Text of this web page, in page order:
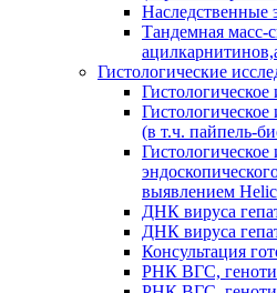
Наследственные
Тандемная масс-
Гистологические
(в т.ч. пайпель-
Гистологическое
выявлением
ДНК вируса
ДНК вируса
Консультация
РНК ВГC,